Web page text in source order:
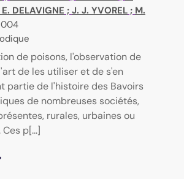
DELAVIGNE ; J. J. YVOREL ; M.
de poisons, l'observation de
de les utiliser et de s'en
partie de l'histoire des Bavoirs
de nombreuses sociétés,
rurales, urbaines ou
p[...]